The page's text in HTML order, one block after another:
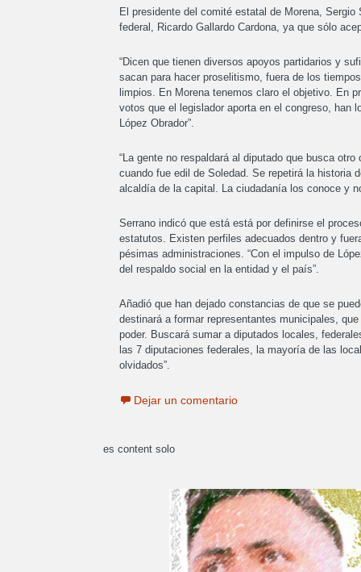
El presidente del comité estatal de Morena,
federal, Ricardo Gallardo Cardona, ya que sólo
“Dicen que tienen diversos apoyos partidarios y
sacan para hacer proselitismo, fuera de los
limpios. En Morena tenemos claro el objetivo. En
votos que el legislador aporta en el congreso, han
López Obrador”.
“La gente no respaldará al diputado que busca
cuando fue edil de Soledad. Se repetirá la historia
alcaldía de la capital. La ciudadanía los conoce y
Serrano indicó que está está por definirse el
estatutos. Existen perfiles adecuados dentro y
pésimas administraciones. “Con el impulso de
del respaldo social en la entidad y el país”.
Añadió que han dejado constancias de que se
destinará a formar representantes municipales,
poder. Buscará sumar a diputados locales,
las 7 diputaciones federales, la mayoría de las
olvidados”.
Dejar un comentario
es content solo